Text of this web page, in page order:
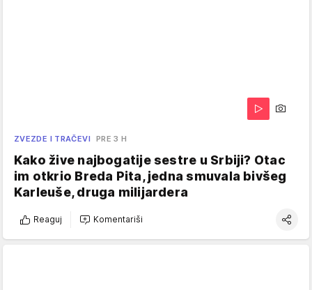
ZVEZDE I TRAČEVI PRE 3 H
Kako žive najbogatije sestre u Srbiji? Otac
im otkrio Breda Pita, jedna smuvala bivšeg
Karleuše, druga milijardera
Reaguj Komentariši